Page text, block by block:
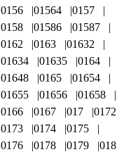
0156
01564
0157
0158
01586
01587
0162
0163
01632
01634
01635
0164
01648
0165
01654
01655
01656
01658
0166
0167 017
0172
0173
0174
0175
0176
0178 0179
018